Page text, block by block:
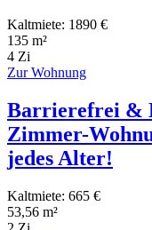
Kaltmiete: 1890 €
135 m²
4 Zi
Zur Wohnung
Barrierefrei &
Zimmer-
jedes Alter!
Kaltmiete: 665 €
53,56 m²